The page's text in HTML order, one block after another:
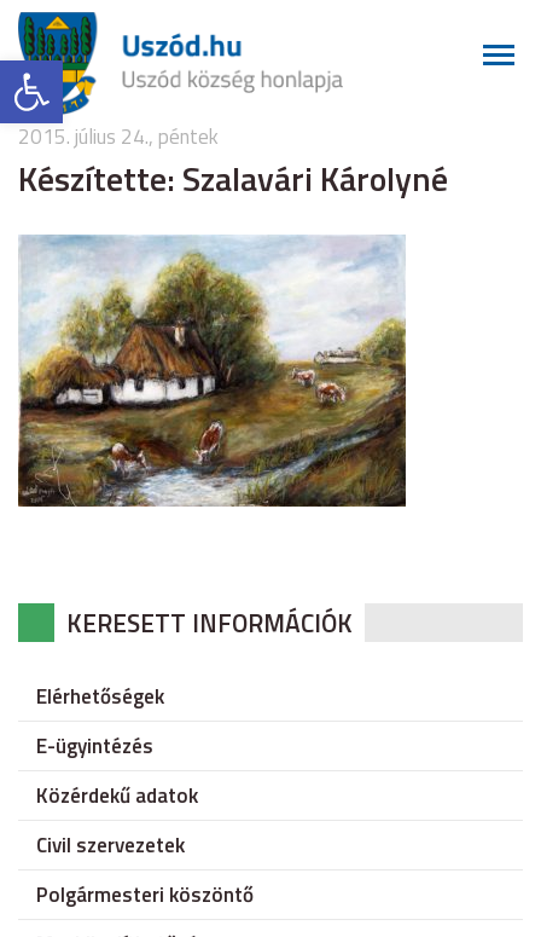
Eszköztár megnyitása
2015. július 24., péntek
Készítette: Szalavári Károlyné
KERESETT INFORMÁCIÓK
Elérhetőségek
E-ügyintézés
Közérdekű adatok
Civil szervezetek
Polgármesteri köszöntő